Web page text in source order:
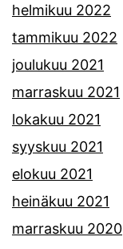
helmikuu 2022
tammikuu 2022
joulukuu 2021
marraskuu 2021
lokakuu 2021
syyskuu 2021
elokuu 2021
heinäkuu 2021
marraskuu 2020